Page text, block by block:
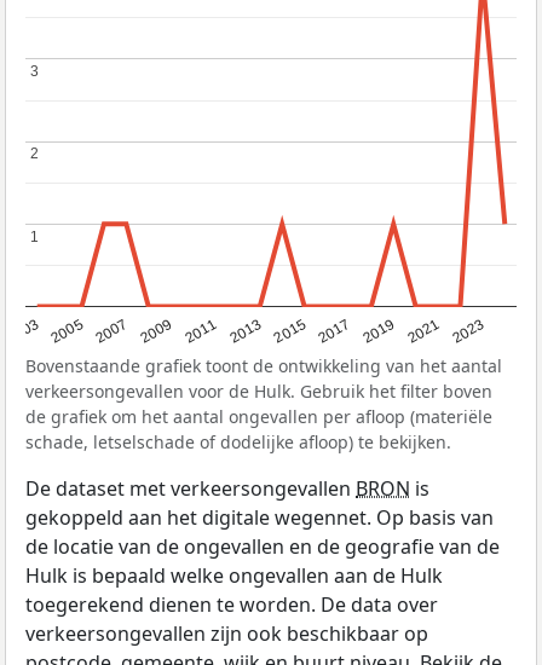
2003 2005 2007 2009 2011 2013 2015 2017 2019 2021 2023
11
2
2
3
3
Bovenstaande grafiek toont de ontwikkeling van het aantal
verkeersongevallen voor de Hulk. Gebruik het filter boven
de grafiek om het aantal ongevallen per afloop (materiële
schade, letselschade of dodelijke afloop) te bekijken.
De dataset met verkeersongevallen BRON is
gekoppeld aan het digitale wegennet. Op basis van
de locatie van de ongevallen en de geografie van de
Hulk is bepaald welke ongevallen aan de Hulk
toegerekend dienen te worden. De data over
verkeersongevallen zijn ook beschikbaar op